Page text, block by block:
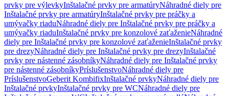
prvky pre výlevkyInštalačné prvky pre armatúryNáhradné diely pre
Inštalačné prvky pre armatúryInštalačné prvky pre práčky a
umývačky riaduNáhradné diely pre Inštalačné prvky pre práčky a
umývačky riaduInštalačné prvky pre konzolové zaťaženieNáhradné
diely pre Inštalačné prvky pre konzolové zaťaženieInštalačné prvky
pre drezyNáhradné diely pre Inštalačné prvky pre drezyInštalačné
prvky pre nástenné zásobníkyNáhradné diely pre Inštalačné prvky
pre nástenné zásobníkyPríslušenstvoNáhradné diely pre
PríslušenstvoGeberit KombifixInštalačné prvkyNáhradné diely pre
Inštalačné prvkyInštalačné prvky pre WCNáhradné diely pre